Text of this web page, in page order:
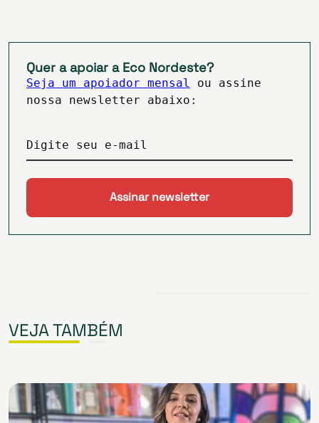
Quer a apoiar a Eco Nordeste?
Seja um apoiador mensal
ou assine
nossa newsletter abaixo:
Digite seu e-mail
VEJA TAMBÉM